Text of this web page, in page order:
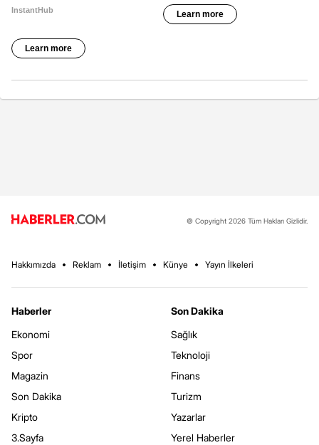
© Copyright 2026 Tüm Hakları Gizlidir.
Hakkımızda Reklam İletişim Künye Yayın İlkeleri
Haberler
Ekonomi
Spor
Magazin
Son Dakika
Kripto
3.Sayfa
Son Dakika
Sağlık
Teknoloji
Finans
Turizm
Yazarlar
Yerel Haberler